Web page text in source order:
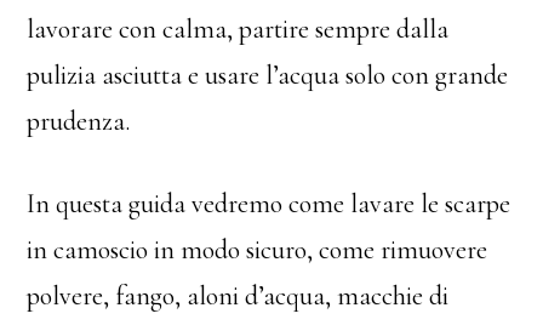
lavorare con calma, partire sempre dalla
pulizia asciutta e usare l’acqua solo con grande
prudenza.
In questa guida vedremo come lavare le scarpe
in camoscio in modo sicuro, come rimuovere
polvere, fango, aloni d’acqua, macchie di